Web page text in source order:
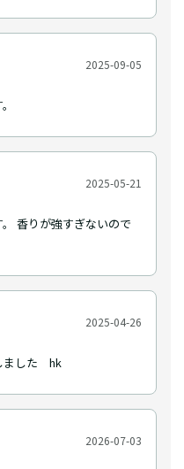
2025-09-05
2025-05-21
香りが強すぎないので
2025-04-26
ました hk
2026-07-03